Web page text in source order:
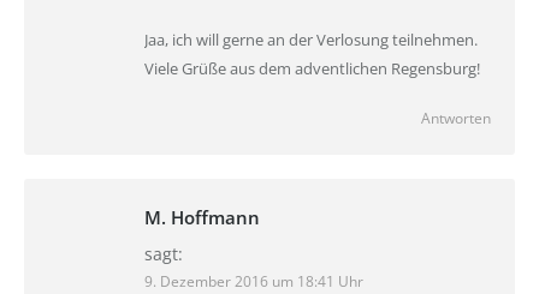
Jaa, ich will gerne an der Verlosung teilnehmen.
Viele Grüße aus dem adventlichen Regensburg!
Antworten
M. Hoffmann
sagt:
9. Dezember 2016 um 18:41 Uhr